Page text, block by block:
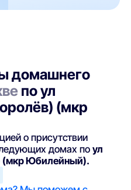
домашнего
по ул
(мкр
о присутствии
домах поул
(мкр Юбилейный).